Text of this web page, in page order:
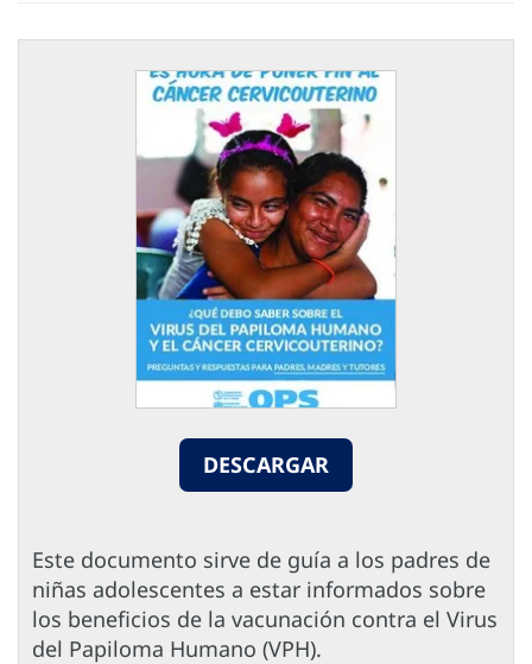
DESCARGAR
Este documento sirve de guía a los padres de
niñas adolescentes a estar informados sobre
los beneficios de la vacunación contra el Virus
del Papiloma Humano (VPH).